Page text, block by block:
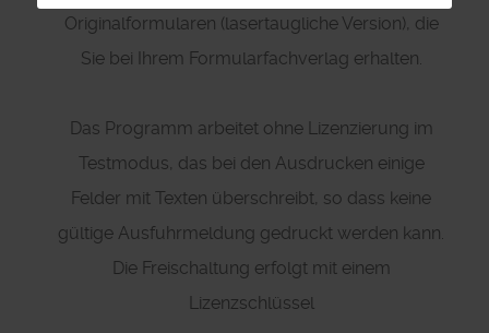
Originalformularen (lasertaugliche Version), die
Sie bei Ihrem Formularfachverlag erhalten.
Das Programm arbeitet ohne Lizenzierung im
Testmodus, das bei den Ausdrucken einige
Felder mit Texten überschreibt, so dass keine
gültige Ausfuhrmeldung gedruckt werden kann.
Die Freischaltung erfolgt mit einem
Lizenzschlüssel